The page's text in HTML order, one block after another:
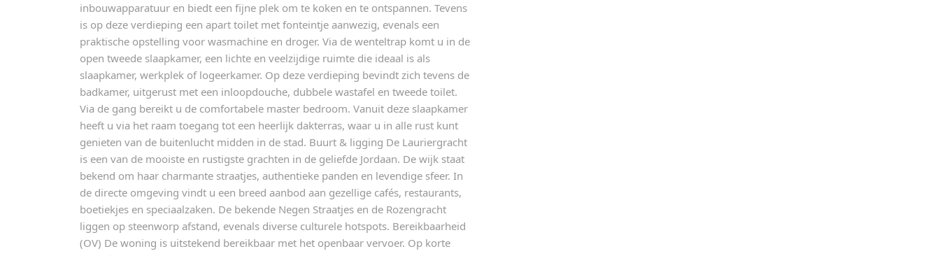
inbouwapparatuur en biedt een fijne plek om te koken en te ontspannen. Tevens
is op deze verdieping een apart toilet met fonteintje aanwezig, evenals een
praktische opstelling voor wasmachine en droger. Via de wenteltrap komt u in de
open tweede slaapkamer, een lichte en veelzijdige ruimte die ideaal is als
slaapkamer, werkplek of logeerkamer. Op deze verdieping bevindt zich tevens de
badkamer, uitgerust met een inloopdouche, dubbele wastafel en tweede toilet.
Via de gang bereikt u de comfortabele master bedroom. Vanuit deze slaapkamer
heeft u via het raam toegang tot een heerlijk dakterras, waar u in alle rust kunt
genieten van de buitenlucht midden in de stad. Buurt & ligging De Lauriergracht
is een van de mooiste en rustigste grachten in de geliefde Jordaan. De wijk staat
bekend om haar charmante straatjes, authentieke panden en levendige sfeer. In
de directe omgeving vindt u een breed aanbod aan gezellige cafés, restaurants,
boetiekjes en speciaalzaken. De bekende Negen Straatjes en de Rozengracht
liggen op steenworp afstand, evenals diverse culturele hotspots. Bereikbaarheid
(OV) De woning is uitstekend bereikbaar met het openbaar vervoer. Op korte